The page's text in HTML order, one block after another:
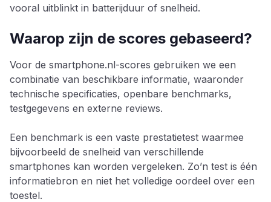
vooral uitblinkt in batterijduur of snelheid.
Waarop zijn de scores gebaseerd?
Voor de smartphone.nl-scores gebruiken we een
combinatie van beschikbare informatie, waaronder
technische specificaties, openbare benchmarks,
testgegevens en externe reviews.
Een benchmark is een vaste prestatietest waarmee
bijvoorbeeld de snelheid van verschillende
smartphones kan worden vergeleken. Zo’n test is één
informatiebron en niet het volledige oordeel over een
toestel.